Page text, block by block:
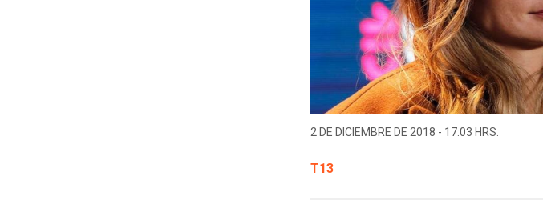
2 DE DICIEMBRE DE 2018 - 17:03 HRS.
T13